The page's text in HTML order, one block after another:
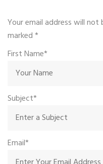
Your email address will not
marked*
First Name*
Subject*
Email*